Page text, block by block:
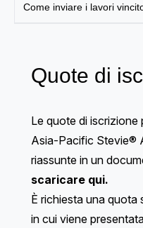
Come inviare i lavori
Quote di
Le quote di iscrizione
Asia-Pacific Stevie®
riassunte in un
scaricare qui.
È richiesta una quota
in cui viene